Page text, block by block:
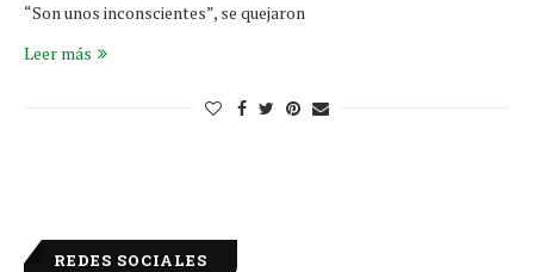
“Son unos inconscientes”, se quejaron
Leer más
REDES SOCIALES